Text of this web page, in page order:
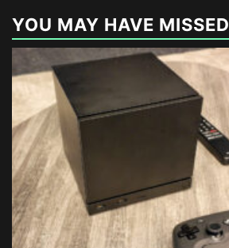
YOU MAY HAVE MISSED